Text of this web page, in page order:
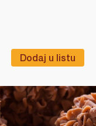
Dodaj u listu